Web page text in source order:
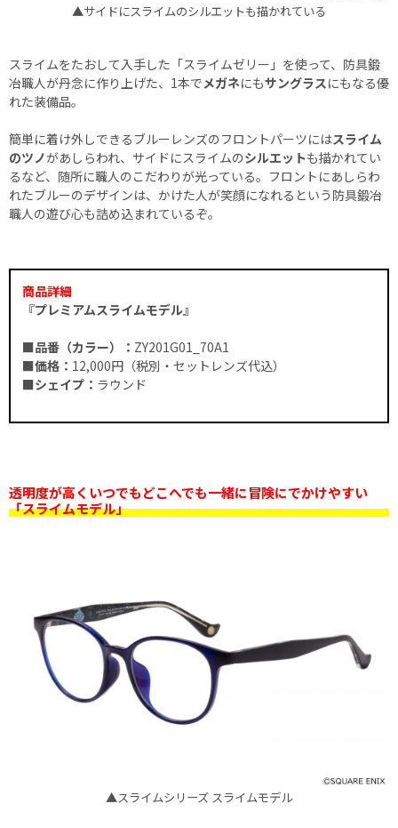
▲サイドにスライムのシルエットも描かれている
スライムをたおして入手した「スライムゼリー」を使って、防具鍛
冶職人が丹念に作り上げた、1本でメガネにもサングラスにもなる優
れた装備品。
簡単に着け外しできるブルーレンズのフロントパーツにはスライム
のツノがあしらわれ、サイドにスライムのシルエットも描かれてい
るなど、随所に職人のこだわりが光っている。フロントにあしらわ
れたブルーのデザインは、かけた人が笑顔になれるという防具鍛冶
職人の遊び心も詰め込まれているぞ。
商品詳細
『プレミアムスライムモデル』
■品番（カラー）： ZY201G01_70A1
■価格： 12,000円（税別・セットレンズ代込）
■シェイプ： ラウンド
透明度が高くいつでもどこへでも一緒に冒険にでかけやすい
「スライムモデル」
▲スライムシリーズ スライムモデル